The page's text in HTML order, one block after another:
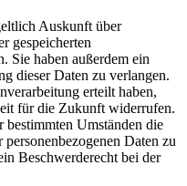
Auskunft über
gespeicherten
Sie haben außerdem ein
dieser Daten zu verlangen.
erteilt haben,
für die Zukunft widerrufen.
bestimmten Umständen die
Daten zu
Beschwerderecht bei der